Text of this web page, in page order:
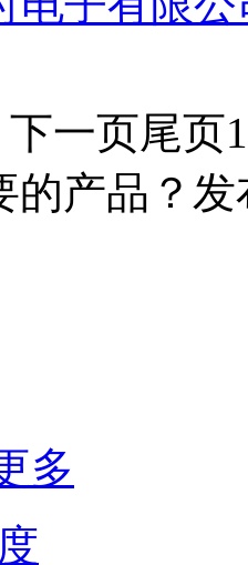
下一页尾页
的产品？
多